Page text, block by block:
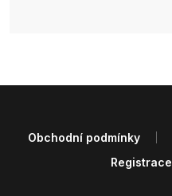
Obchodní podmínky
Registrace